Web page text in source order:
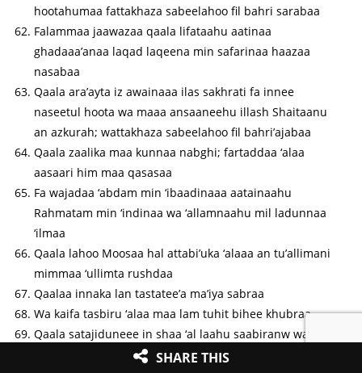
hootahumaa fattakhaza sabeelahoo fil bahri sarabaa
Falammaa jaawazaa qaala lifataahu aatinaa
ghadaaa’anaa laqad laqeena min safarinaa haazaa
nasabaa
Qaala ara’ayta iz awainaaa ilas sakhrati fa innee
naseetul hoota wa maaa ansaaneehu illash Shaitaanu
an azkurah; wattakhaza sabeelahoo fil bahri’ajabaa
Qaala zaalika maa kunnaa nabghi; fartaddaa ‘alaa
aasaari him maa qasasaa
Fa wajadaa ‘abdam min ‘ibaadinaaa aatainaahu
Rahmatam min ‘indinaa wa ‘allamnaahu mil ladunnaa
‘ilmaa
Qaala lahoo Moosaa hal attabi’uka ‘alaaa an tu’allimani
mimmaa ‘ullimta rushdaa
Qaalaa innaka lan tastatee’a ma’iya sabraa
Wa kaifa tasbiru ‘alaa maa lam tuhit bihee khubraa
Qaala satajiduneee in shaa ‘al laahu saabiranw wa laaa
SHARE THIS